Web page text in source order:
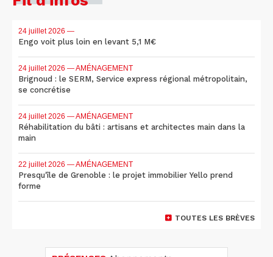
24 juillet 2026 —
Engo voit plus loin en levant 5,1 M€
24 juillet 2026 — AMÉNAGEMENT
Brignoud : le SERM, Service express régional métropolitain,
se concrétise
24 juillet 2026 — AMÉNAGEMENT
Réhabilitation du bâti : artisans et architectes main dans la
main
22 juillet 2026 — AMÉNAGEMENT
Presqu'île de Grenoble : le projet immobilier Yello prend
forme
TOUTES LES BRÈVES